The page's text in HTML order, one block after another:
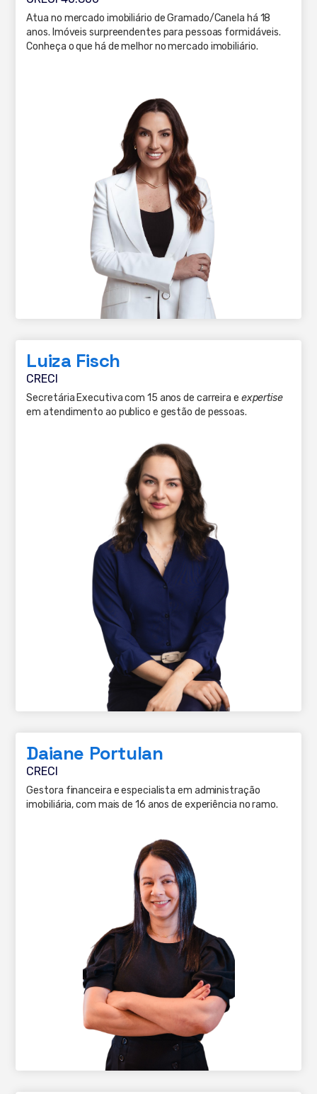
Atua no mercado imobiliário de Gramado/Canela há 18
anos. Imóveis surpreendentes para pessoas formidáveis.
Conheça o que há de melhor no mercado imobiliário.
Luiza Fisch
CRECI
Secretária Executiva com 15 anos de carreira e expertise
em atendimento ao publico e gestão de pessoas.
Daiane Portulan
CRECI
Gestora financeira e especialista em administração
imobiliária, com mais de 16 anos de experiência no ramo.